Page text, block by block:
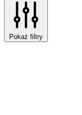
Pokaż filtry